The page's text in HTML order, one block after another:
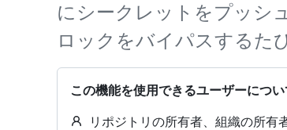
にシークレットをプッシ
ロックをバイパスするた
この機能を使用できるユーザーについ
リポジトリの所有者、組織の所